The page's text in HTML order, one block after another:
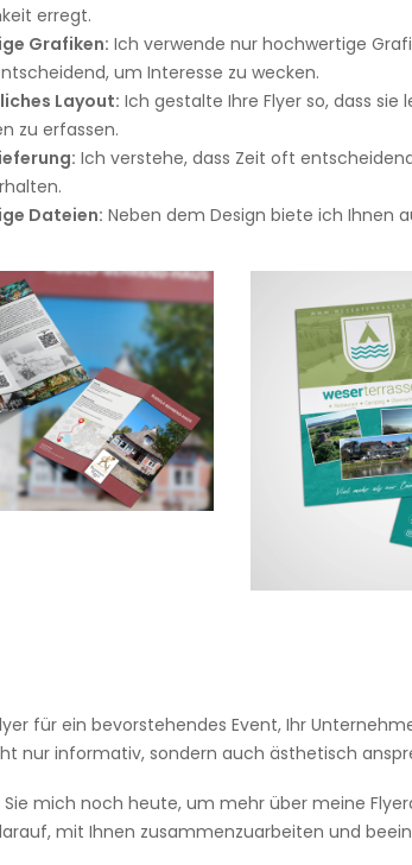
erregt.
Grafiken: Ich verwende nur hochwertige
um Interesse zu wecken.
Layout: Ich gestalte Ihre Flyer so, dass
zu erfassen.
Ich verstehe, dass Zeit oft
Dateien: Neben dem Design biete ich Ihnen
für ein bevorstehendes Event, Ihr
nur informativ, sondern auch ästhetisch
mich noch heute, um mehr über meine
mit Ihnen zusammenzuarbeiten und